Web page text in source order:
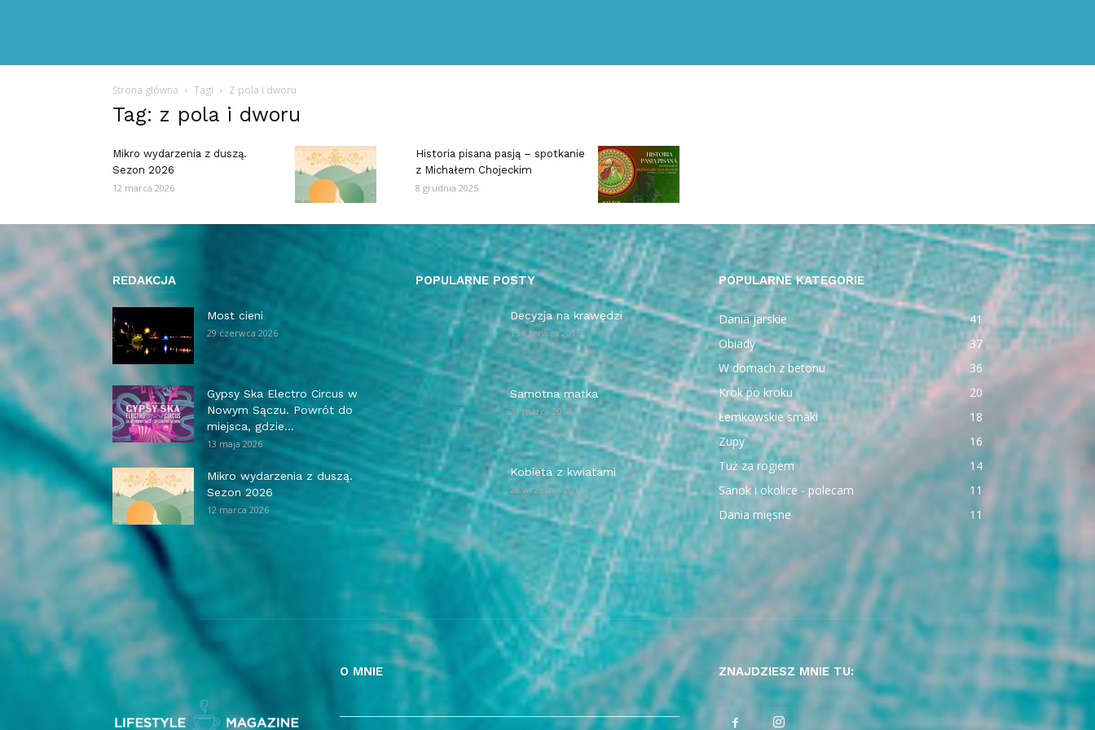
Strona główna Tagi Z pola i dworu
Tag: z pola i dworu
Mikro wydarzenia z duszą.
Sezon 2026
12 marca 2026
Historia pisana pasją – spotkanie
z Michałem Chojeckim
8 grudnia 2025
REDAKCJA
Most cieni
29 czerwca 2026
Gypsy Ska Electro Circus w
Nowym Sączu. Powrót do
miejsca, gdzie...
13 maja 2026
Mikro wydarzenia z duszą.
Sezon 2026
12 marca 2026
POPULARNE POSTY
Decyzja na krawędzi
15 czerwca 2015
Samotna matka
21 marca 2014
Kobieta z kwiatami
28 września 2014
POPULARNE KATEGORIE
Dania jarskie
41
Obiady
37
W domach z betonu
36
Krok po kroku
20
Łemkowskie smaki
18
Zupy
16
Tuż za rogiem
14
Sanok i okolice - polecam
11
Dania mięsne
11
O MNIE ZNAJDZIESZ MNIE TU: